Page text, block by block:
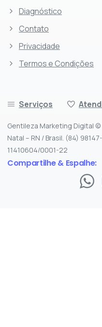
Diagnóstico
Contato
Privacidade
Termos e Condições
Serviços
Gentileza Marketing Digital
Natal – RN / Brasil. (84)
11410604/0001-22
Compartilhe & Espalhe: